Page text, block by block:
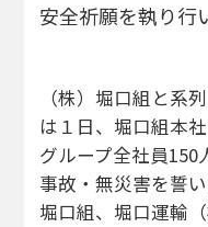
安全祈願を執り行
（株）堀口組と系
は１日、堀口組本
グループ全社員
事故・無災害を誓
堀口組、堀口運輸